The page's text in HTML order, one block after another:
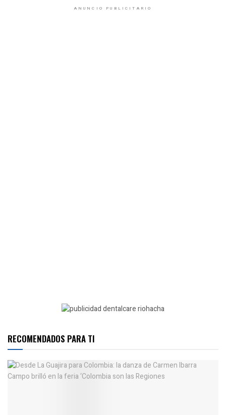
ANUNCIO PUBLICITARIO
RECOMENDADOS PARA TI